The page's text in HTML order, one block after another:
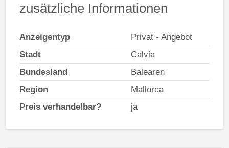
zusätzliche Informationen
Anzeigentyp
Privat - Angebot
Stadt
Calvia
Bundesland
Balearen
Region
Mallorca
Preis verhandelbar?
ja